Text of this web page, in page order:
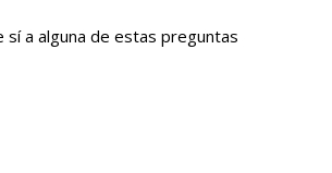
sí a alguna de estas preguntas